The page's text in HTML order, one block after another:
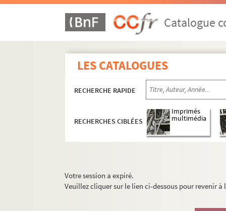
Catalogue
LES CATALOGUES
RECHERCHE RAPIDE
RECHERCHES CIBLÉES
Imprimés
multimédia
Votre session a expiré.
Veuillez cliquer sur le lien ci-dessous pour revenir